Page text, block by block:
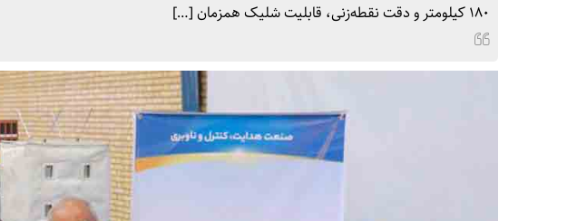
۱۸۰ کیلومتر و دقت نقطه‌زنی، قابلیت شلیک همزمان […]